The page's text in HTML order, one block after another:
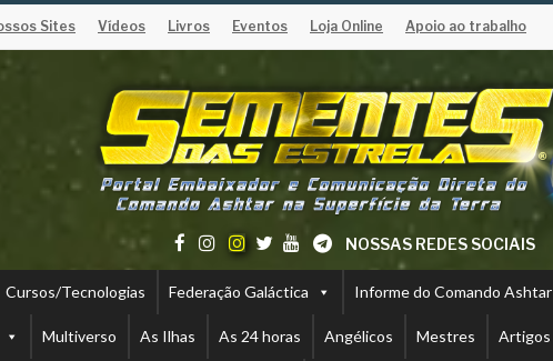
Sites Vídeos Livros Eventos Loja Online Apoio ao trabalho
NOSSAS REDES SOCIAIS
Cursos/Tecnologias Federação Galáctica Informe do Comando Ashtar
Multiverso As Ilhas As 24 horas Angélicos Mestres Artigos